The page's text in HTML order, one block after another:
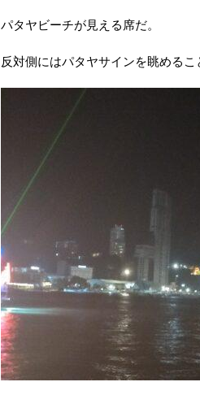
パタヤビーチが見える席だ。
反対側にはパタヤサインを眺めるこ